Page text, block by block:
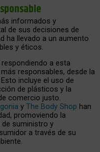
informados y
de sus decisiones de
ha llevado a un aumento
y éticos.
a esta
responsables, desde la
incluye el uso de
de plásticos y la
comercio justo.
y The Body Shop han
promoviendo la
suministro y
a través de su